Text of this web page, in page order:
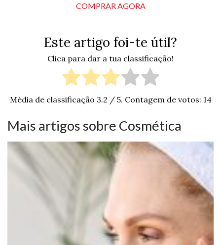
COMPRAR AGORA
Este artigo foi-te útil?
Clica para dar a tua classificação!
Média de classificação 3.2 / 5. Contagem de votos: 14
Mais artigos sobre Cosmética